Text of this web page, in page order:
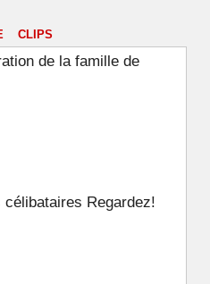
CLIPS
de la famille de
Regardez!